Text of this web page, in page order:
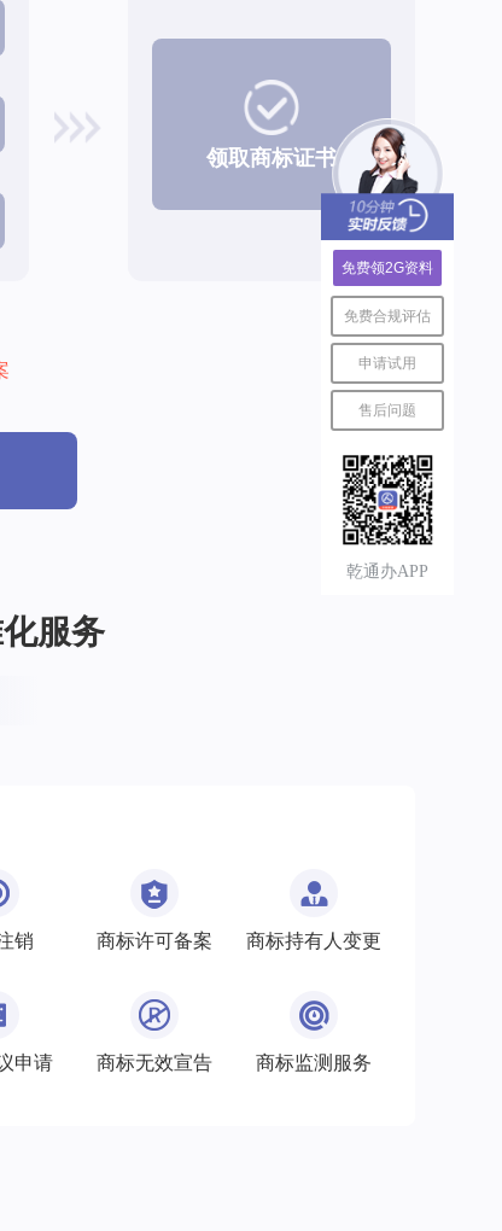
领取商标证书
服务
销 商标许可备案 商标持有人变更
申请 商标无效宣告 商标监测服务
免费领2G资料
免费合规评估
申请试用
售后问题
乾通办APP